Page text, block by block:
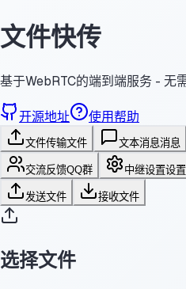
文件快传
基于WebRTC的端到端服务 - 无
开源地址 使用帮助
文件传输文件 文本消息消息
交流反馈QQ群 中继设置设置
发送文件 接收文件
选择文件